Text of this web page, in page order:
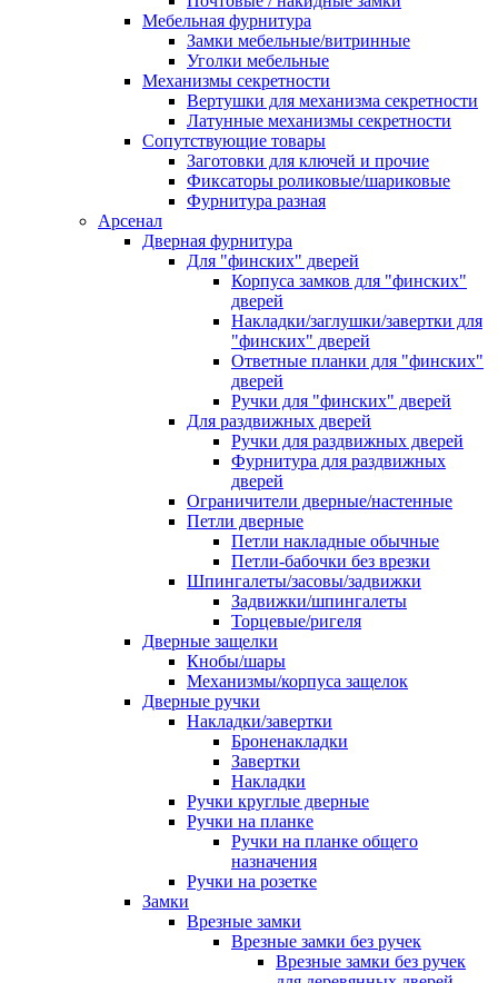
Мебельная фурнитура
Замки мебельные/витринные
Уголки мебельные
Механизмы секретности
Вертушки для механизма секретности
Латунные механизмы секретности
Сопутствующие товары
Заготовки для ключей и прочие
Фиксаторы роликовые/шариковые
Фурнитура разная
Арсенал
Дверная фурнитура
Для "финских" дверей
Корпуса замков для "финских"
дверей
Накладки/заглушки/завертки для
"финских" дверей
Ответные планки для "финских"
дверей
Ручки для "финских" дверей
Для раздвижных дверей
Ручки для раздвижных дверей
Фурнитура для раздвижных
дверей
Ограничители дверные/настенные
Петли дверные
Петли накладные обычные
Петли-бабочки без врезки
Шпингалеты/засовы/задвижки
Задвижки/шпингалеты
Торцевые/ригеля
Дверные защелки
Кнобы/шары
Механизмы/корпуса защелок
Дверные ручки
Накладки/завертки
Броненакладки
Завертки
Накладки
Ручки круглые дверные
Ручки на планке
Ручки на планке общего
назначения
Ручки на розетке
Замки
Врезные замки
Врезные замки без ручек
Врезные замки без ручек